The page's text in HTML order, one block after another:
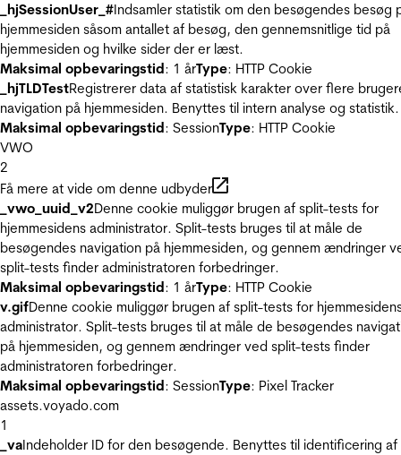
_hjSessionUser_#Indsamler statistik om den besøgendes besøg
hjemmesiden såsom antallet af besøg, den gennemsnitlige tid på
hjemmesiden og hvilke sider der er læst.
Maksimal opbevaringstid: 1 årType: HTTP Cookie
_hjTLDTestRegistrerer data af statistisk karakter over flere
navigation på hjemmesiden. Benyttes til intern analyse og statistik.
Maksimal opbevaringstid: SessionType: HTTP Cookie
VWO
2
Få mere at vide om denne udbyder
_vwo_uuid_v2Denne cookie muliggør brugen af split-tests for
hjemmesidens administrator. Split-tests bruges til at måle de
besøgendes navigation på hjemmesiden, og gennem ændringer
split-tests finder administratoren forbedringer.
Maksimal opbevaringstid: 1 årType: HTTP Cookie
v.gifDenne cookie muliggør brugen af split-tests for
administrator. Split-tests bruges til at måle de besøgendes
på hjemmesiden, og gennem ændringer ved split-tests finder
administratoren forbedringer.
Maksimal opbevaringstid: SessionType: Pixel Tracker
assets.voyado.com
1
_vaIndeholder ID for den besøgende. Benyttes til identificering af